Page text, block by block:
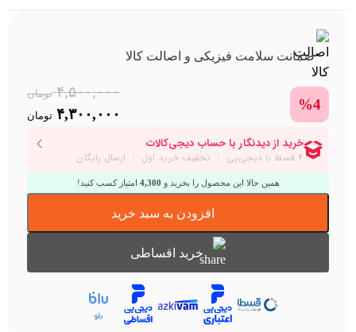
ضمانت سلامت فیزیکی و اصالت کالا
۴,۵۰۰,۰۰۰ تومان
Original
was:
۴,۵۰۰,۰۰۰ تومان.
۴,۳۰۰,۰۰۰ تومان
%4
همین حالا این محصول را بخرید و 4,300 امتیاز کسب کنید!
افزودن به سبد خرید
خرید اقساطی